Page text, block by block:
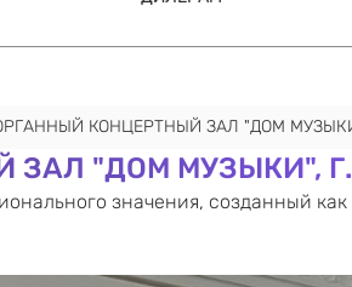
КОНЦЕРТНЫЙ ЗАЛ "ДОМ
ЗАЛ "ДОМ МУЗЫКИ",
значения, созданный